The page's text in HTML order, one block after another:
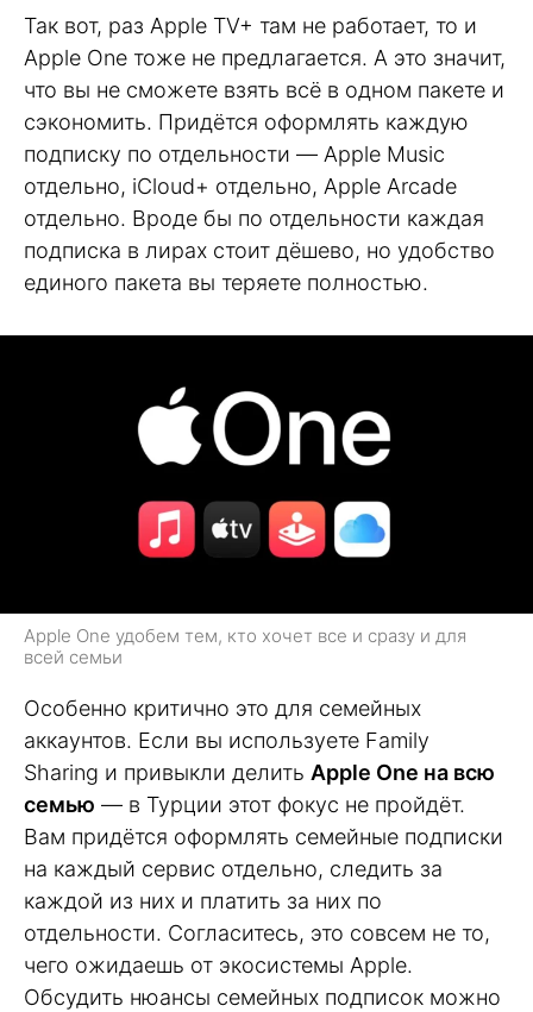
Так вот, раз Apple TV+ там не работает, то и
Apple One тоже не предлагается. А это значит,
что вы не сможете взять всё в одном пакете и
сэкономить. Придётся оформлять каждую
подписку по отдельности — Apple Music
отдельно, iCloud+ отдельно, Apple Arcade
отдельно. Вроде бы по отдельности каждая
подписка в лирах стоит дёшево, но удобство
единого пакета вы теряете полностью.
Apple One удобем тем, кто хочет все и сразу и для
всей семьи
Особенно критично это для семейных
аккаунтов. Если вы используете Family
Sharing и привыкли делить Apple One на всю
семью — в Турции этот фокус не пройдёт.
Вам придётся оформлять семейные подписки
на каждый сервис отдельно, следить за
каждой из них и платить за них по
отдельности. Согласитесь, это совсем не то,
чего ожидаешь от экосистемы Apple.
Обсудить нюансы семейных подписок можно